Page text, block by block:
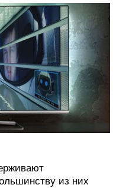
из них